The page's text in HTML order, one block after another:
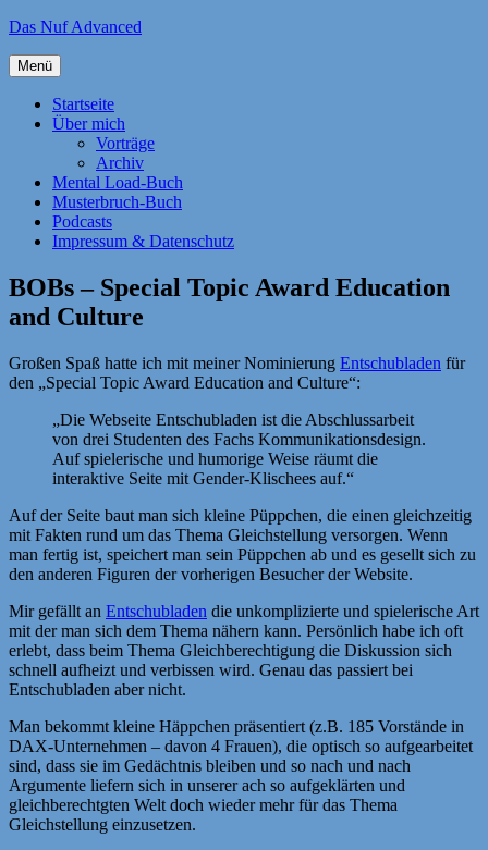
Zum
springen
Das Nuf Advanced
Menü
Startseite
Über mich
Vorträge
Archiv
Mental Load-Buch
Musterbruch-Buch
Podcasts
Impressum & Datenschutz
BOBs – Special Topic Award Education
and Culture
Großen Spaß hatte ich mit meiner Nominierung Entschubladen für
den „Special Topic Award Education and Culture“:
„Die Webseite Entschubladen ist die Abschlussarbeit
von drei Studenten des Fachs Kommunikationsdesign.
Auf spielerische und humorige Weise räumt die
interaktive Seite mit Gender-Klischees auf.“
Auf der Seite baut man sich kleine Püppchen, die einen gleichzeitig
mit Fakten rund um das Thema Gleichstellung versorgen. Wenn
man fertig ist, speichert man sein Püppchen ab und es gesellt sich zu
den anderen Figuren der vorherigen Besucher der Website.
Mir gefällt an Entschubladen die unkomplizierte und spielerische Art
mit der man sich dem Thema nähern kann. Persönlich habe ich oft
erlebt, dass beim Thema Gleichberechtigung die Diskussion sich
schnell aufheizt und verbissen wird. Genau das passiert bei
Entschubladen aber nicht.
Man bekommt kleine Häppchen präsentiert (z.B. 185 Vorstände in
DAX-Unternehmen – davon 4 Frauen), die optisch so aufgearbeitet
sind, dass sie im Gedächtnis bleiben und so nach und nach
Argumente liefern sich in unserer ach so aufgeklärten und
gleichberechtgten Welt doch wieder mehr für das Thema
Gleichstellung einzusetzen.